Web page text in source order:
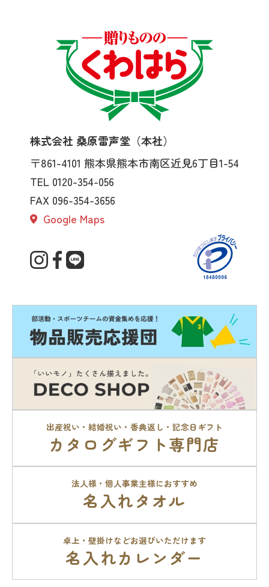
株式会社 桑原雷声堂（本社）
〒861-4101 熊本県熊本市南区近見6丁目1-54
TEL 0120-354-056
FAX 096-354-3656
Google Maps
出産祝い・結婚祝い・香典返し・記念日ギフト
カタログギフト専門店
法人様・個人事業主様におすすめ
名入れタオル
卓上・壁掛けなどお選びいただけます
名入れカレンダー